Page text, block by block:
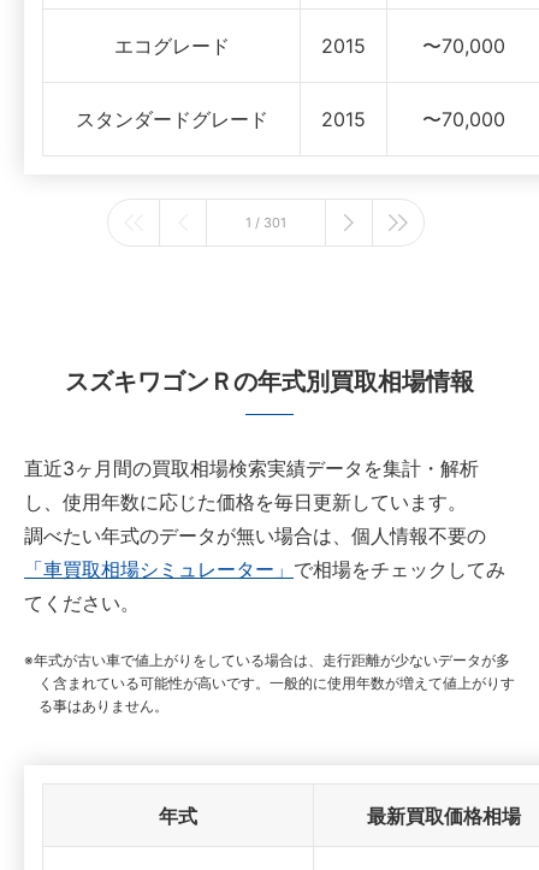
エコグレード 2015 〜70,000
スタンダードグレード 2015 〜70,000
1 / 301
スズキワゴンＲの年式別買取相場情報
直近3ヶ月間の買取相場検索実績データを集計・解析
し、使用年数に応じた価格を毎日更新しています。
調べたい年式のデータが無い場合は、個人情報不要の
「車買取相場シミュレーター」 で相場をチェックしてみ
てください。
年式が古い車で値上がりをしている場合は、走行距離が少ないデータが多
く含まれている可能性が高いです。一般的に使用年数が増えて値上がりす
る事はありません。
年式 最新買取価格相場